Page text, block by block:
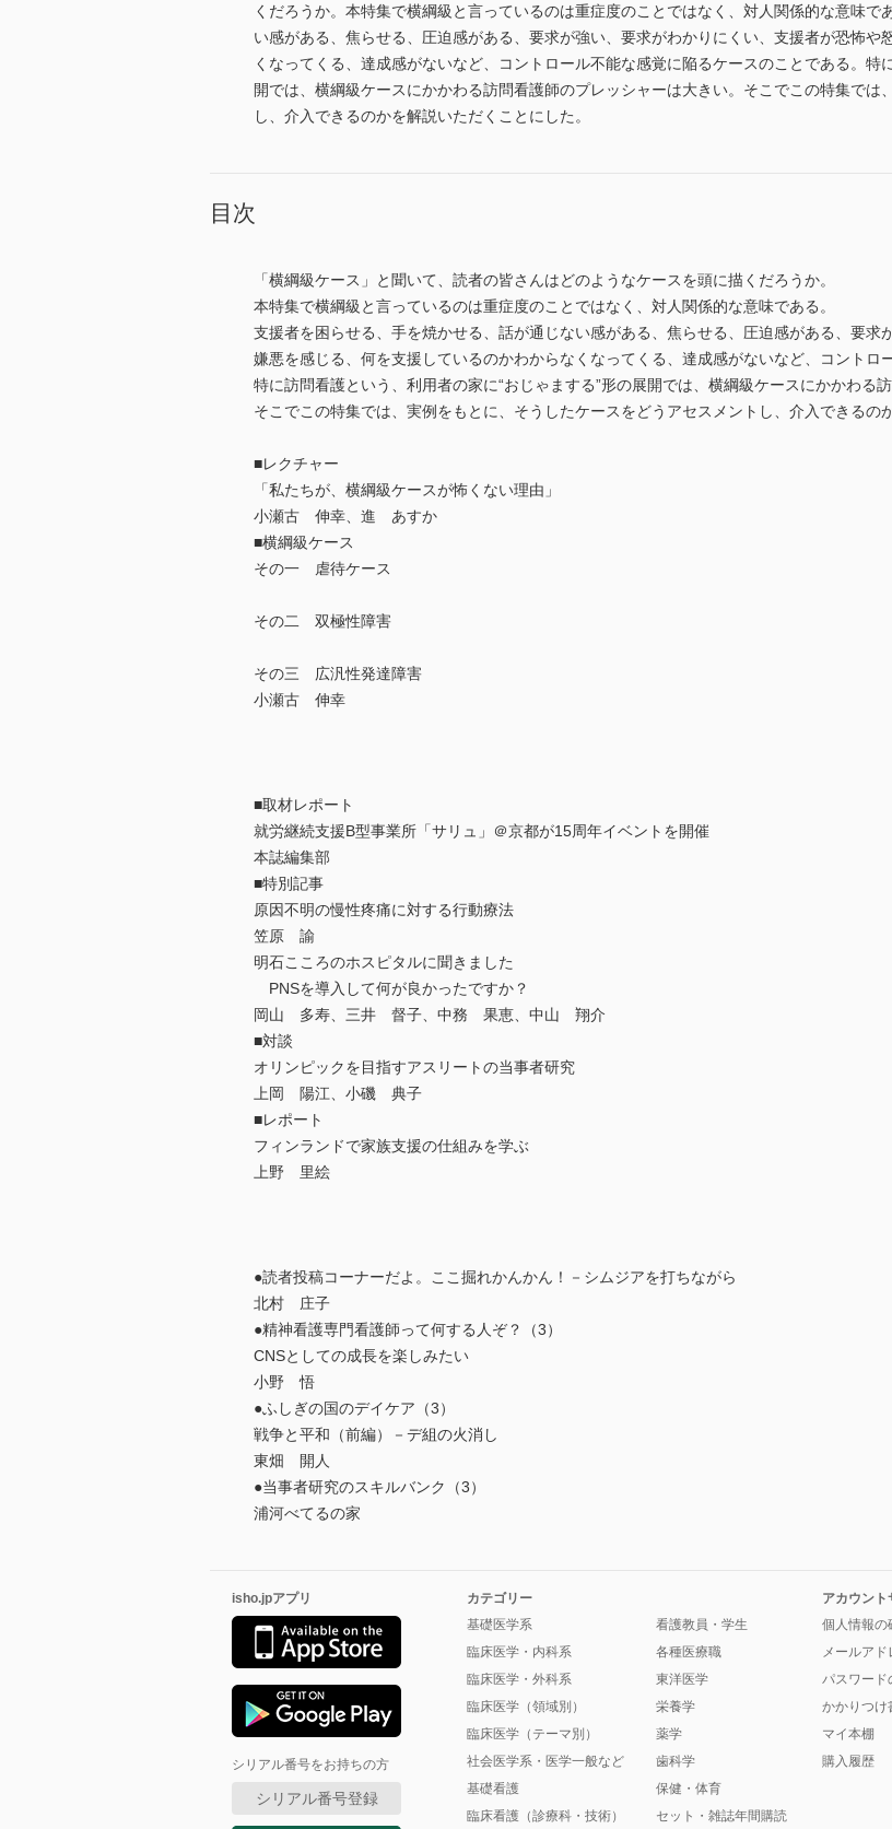
くだろうか。本特集で横綱級と言っているのは重症度のことではなく、対人関係的な意味
い感がある、焦らせる、圧迫感がある、要求が強い、要求がわかりにくい、支援者が恐怖
くなってくる、達成感がないなど、コントロール不能な感覚に陥るケースのことである。特
開では、横綱級ケースにかかわる訪問看護師のプレッシャーは大きい。そこでこの特集では
し、介入できるのかを解説いただくことにした。
目次
「横綱級ケース」と聞いて、読者の皆さんはどのようなケースを頭に描くだろうか。
本特集で横綱級と言っているのは重症度のことではなく、対人関係的な意味である。
支援者を困らせる、手を焼かせる、話が通じない感がある、焦らせる、圧迫感がある、要求
嫌悪を感じる、何を支援しているのかわからなくなってくる、達成感がないなど、コントロ
特に訪問看護という、利用者の家に“おじゃまする”形の展開では、横綱級ケースにかかわる
そこでこの特集では、実例をもとに、そうしたケースをどうアセスメントし、介入できるの
■レクチャー
「私たちが、横綱級ケースが怖くない理由」
小瀬古 伸幸、進 あすか
■横綱級ケース
その一 虐待ケース
その二 双極性障害
その三 広汎性発達障害
小瀬古 伸幸
■取材レポート
就労継続支援B型事業所「サリュ」＠京都が15周年イベントを開催
本誌編集部
■特別記事
原因不明の慢性疼痛に対する行動療法
笠原 諭
明石こころのホスピタルに聞きました
PNSを導入して何が良かったですか？
岡山 多寿、三井 督子、中務 果恵、中山 翔介
■対談
オリンピックを目指すアスリートの当事者研究
上岡 陽江、小磯 典子
■レポート
フィンランドで家族支援の仕組みを学ぶ
上野 里絵
●読者投稿コーナーだよ。ここ掘れかんかん！－シムジアを打ちながら
北村 庄子
●精神看護専門看護師って何する人ぞ？（3）
CNSとしての成長を楽しみたい
小野 悟
●ふしぎの国のデイケア（3）
戦争と平和（前編）－デ組の火消し
東畑 開人
●当事者研究のスキルバンク（3）
浦河べてるの家
isho.jpアプリ
シリアル番号をお持ちの方
シリアル番号登録
カテゴリー
基礎医学系
臨床医学・内科系
臨床医学・外科系
臨床医学（領域別）
臨床医学（テーマ別）
社会医学系・医学一般など
基礎看護
臨床看護（診療科・技術）
看護教員・学生
各種医療職
東洋医学
栄養学
薬学
歯科学
保健・体育
セット・雑誌年間購読
アカウント
個人情報の
メールア
パスワード
かかりつけ
マイ本棚
購入履歴